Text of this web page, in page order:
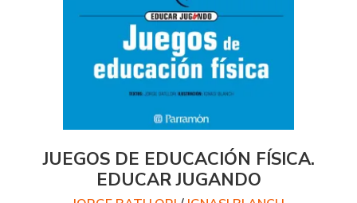
JUEGOS DE EDUCACIÓN FÍSICA.
EDUCAR JUGANDO